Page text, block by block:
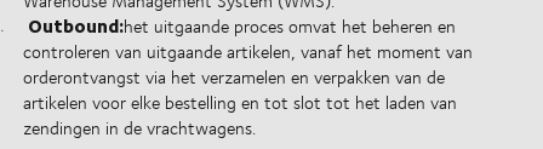
Outbound:het uitgaande proces omvat het beheren en
controleren van uitgaande artikelen, vanaf het moment van
orderontvangst via het verzamelen en verpakken van de
artikelen voor elke bestelling en tot slot tot het laden van
zendingen in de vrachtwagens.